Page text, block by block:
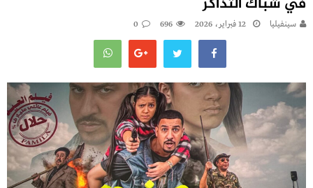
سينفيليا 12 فبراير، 2026 696
0